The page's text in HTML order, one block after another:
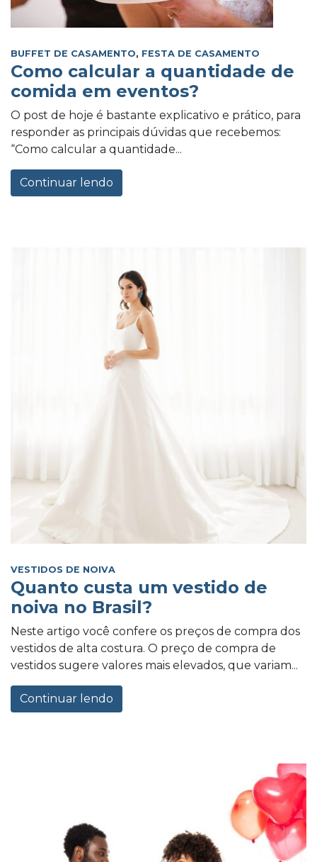
BUFFET DE CASAMENTO, FESTA DE CASAMENTO
Como calcular a quantidade de
comida em eventos?
O post de hoje é bastante explicativo e prático, para
responder as principais dúvidas que recebemos:
“Como calcular a quantidade...
Continuar lendo
VESTIDOS DE NOIVA
Quanto custa um vestido de
noiva no Brasil?
Neste artigo você confere os preços de compra dos
vestidos de alta costura. O preço de compra de
vestidos sugere valores mais elevados, que variam...
Continuar lendo